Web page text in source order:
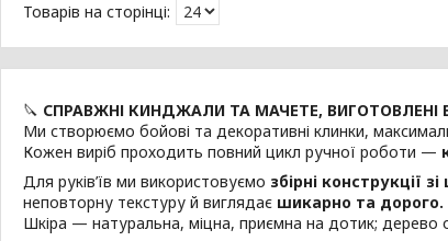
🔪 СПРАВЖНІ КИНДЖАЛИ ТА МАЧЕТЕ, ВИГОТОВЛЕНІ
Ми створюємо бойові та декоративні клинки,
Кожен виріб проходить повний цикл ручної роботи —
Для руків’їв ми використовуємо збірні конструкції
неповторну текстуру й виглядає шикарно та дорого.
Шкіра — натуральна, міцна, приємна на дотик; дерево